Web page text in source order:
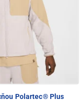
Polartec® Plus